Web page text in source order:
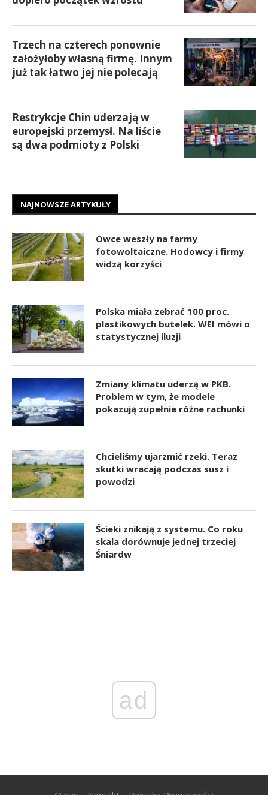
Trzech na czterech ponownie
założyłoby własną firmę. Innym
już tak łatwo jej nie polecają
Restrykcje Chin uderzają w
europejski przemysł. Na liście
są dwa podmioty z Polski
NAJNOWSZE ARTYKUŁY
Owce weszły na farmy
fotowoltaiczne. Hodowcy i firmy
widzą korzyści
Polska miała zebrać 100 proc.
plastikowych butelek. WEI mówi o
statystycznej iluzji
Zmiany klimatu uderzą w PKB.
Problem w tym, że modele
pokazują zupełnie różne rachunki
Chcieliśmy ujarzmić rzeki. Teraz
skutki wracają podczas susz i
powodzi
Ścieki znikają z systemu. Co roku
skala dorównuje jednej trzeciej
Śniardw
ad